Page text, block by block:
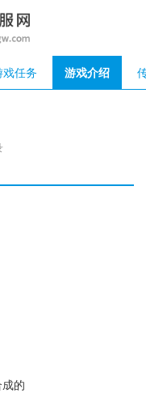
戏任务 游戏介绍
的